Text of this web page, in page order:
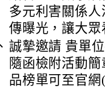
多元利害關係
傳曝光，讓大眾
誠摯邀請 貴單
隨函檢附活動
品榜單可至官網